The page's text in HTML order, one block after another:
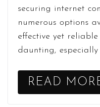
securing internet
numerous options
effective yet
daunting, especially
READ